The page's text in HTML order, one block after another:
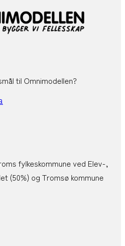
til Omnimodellen?
fylkeskommune ved Elev-,
(50%) og Tromsø kommune